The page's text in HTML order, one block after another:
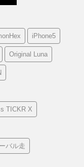
iPhone5
Original Luna
TICKR X
バル走